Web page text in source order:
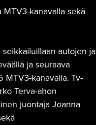
kanavalla sekä
autojen ja
ja seuraava
MTV3-kanavalla. Tv-
Terva-ahon
juontaja Joanna